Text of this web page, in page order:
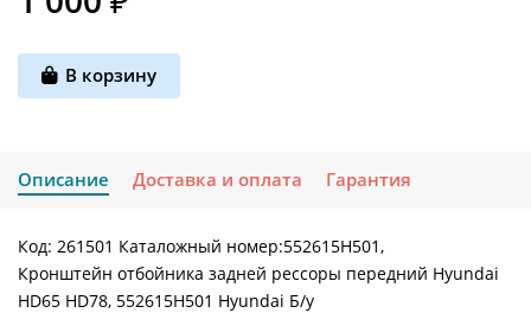
В корзину
Описание Доставка и оплата Гарантия
Код: 261501 Каталожный номер:552615H501,
Кронштейн отбойника задней рессоры передний Hyundai
HD65 HD78, 552615H501 Hyundai Б/у